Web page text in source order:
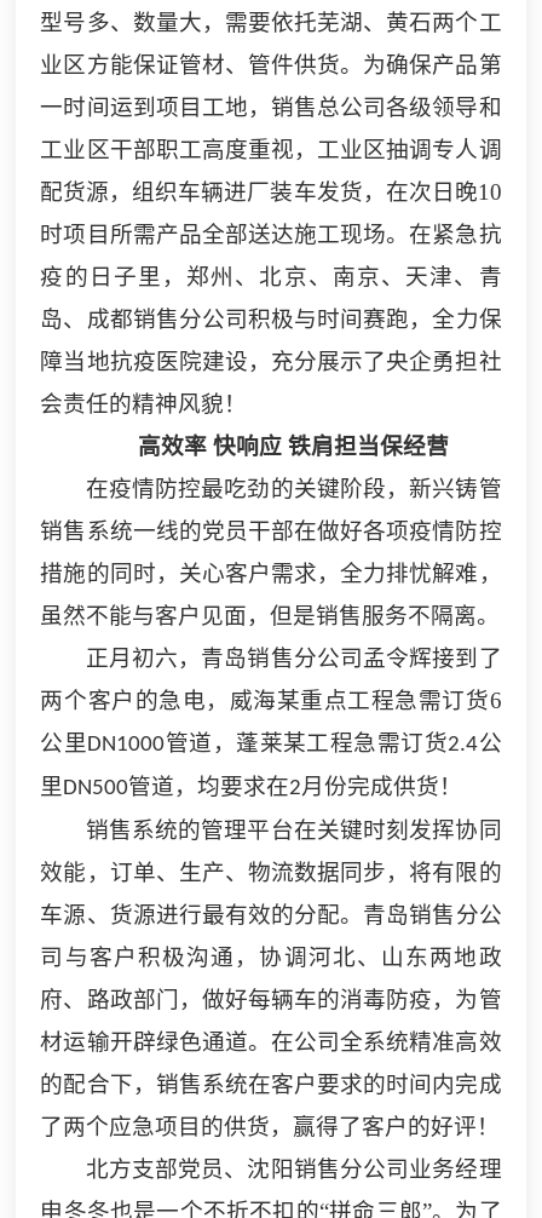
型号多、数量大，需要依托芜湖、黄石两个工
业区方能保证管材、管件供货。为确保产品第
一时间运到项目工地，销售总公司各级领导和
工业区干部职工高度重视，工业区抽调专人调
配货源，组织车辆进厂装车发货，在次日晚10
时项目所需产品全部送达施工现场。在紧急抗
疫的日子里，郑州、北京、南京、天津、青
岛、成都销售分公司积极与时间赛跑，全力保
障当地抗疫医院建设，充分展示了央企勇担社
会责任的精神风貌！
高效率 快响应 铁肩担当保经营
在疫情防控最吃劲的关键阶段，新兴铸管
销售系统一线的党员干部在做好各项疫情防控
措施的同时，关心客户需求，全力排忧解难，
虽然不能与客户见面，但是销售服务不隔离。
正月初六，青岛销售分公司孟令辉接到了
两个客户的急电，威海某重点工程急需订货6
公里DN1000管道，蓬莱某工程急需订货2.4公
里DN500管道，均要求在2月份完成供货！
销售系统的管理平台在关键时刻发挥协同
效能，订单、生产、物流数据同步，将有限的
车源、货源进行最有效的分配。青岛销售分公
司与客户积极沟通，协调河北、山东两地政
府、路政部门，做好每辆车的消毒防疫，为管
材运输开辟绿色通道。在公司全系统精准高效
的配合下， 销售系统在客户要求的时间内完成
了两个应急项目的供货，赢得了客户的好评！
北方支部党员、沈阳销售分公司业务经理
申冬冬也是一个不折不扣的“拼命三郎”。为了